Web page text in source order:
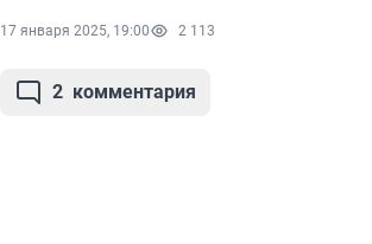
17 января 2025, 19:00 2 113
2 комментария